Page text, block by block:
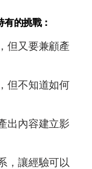
的挑戰：
但又要兼顧產
但不知道如何
出內容建立影
，讓經驗可以